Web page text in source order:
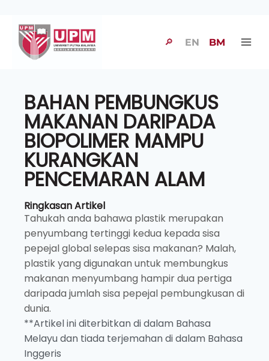
🔎 EN BM
BAHAN PEMBUNGKUS
MAKANAN DARIPADA
BIOPOLIMER MAMPU
KURANGKAN
PENCEMARAN ALAM
Ringkasan Artikel
Tahukah anda bahawa plastik merupakan
penyumbang tertinggi kedua kepada sisa
pepejal global selepas sisa makanan? Malah,
plastik yang digunakan untuk membungkus
makanan menyumbang hampir dua pertiga
daripada jumlah sisa pepejal pembungkusan di
dunia.
**Artikel ini diterbitkan di dalam Bahasa
Melayu dan tiada terjemahan di dalam Bahasa
Inggeris